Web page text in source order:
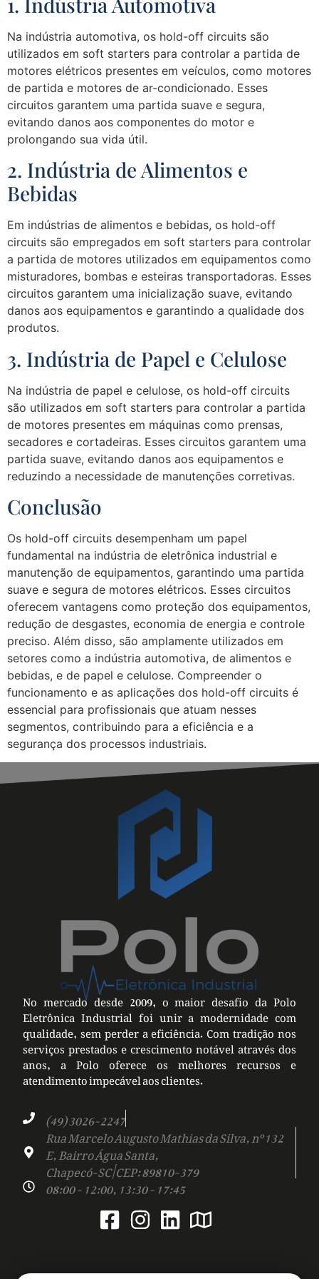
Na indústria automotiva, os hold-off circuits são
utilizados em soft starters para controlar a partida de
motores elétricos presentes em veículos, como motores
de partida e motores de ar-condicionado. Esses
circuitos garantem uma partida suave e segura,
evitando danos aos componentes do motor e
prolongando sua vida útil.
2. Indústria de Alimentos e
Bebidas
Em indústrias de alimentos e bebidas, os hold-off
circuits são empregados em soft starters para controlar
a partida de motores utilizados em equipamentos como
misturadores, bombas e esteiras transportadoras. Esses
circuitos garantem uma inicialização suave, evitando
danos aos equipamentos e garantindo a qualidade dos
produtos.
3. Indústria de Papel e Celulose
Na indústria de papel e celulose, os hold-off circuits
são utilizados em soft starters para controlar a partida
de motores presentes em máquinas como prensas,
secadores e cortadeiras. Esses circuitos garantem uma
partida suave, evitando danos aos equipamentos e
reduzindo a necessidade de manutenções corretivas.
Conclusão
Os hold-off circuits desempenham um papel
fundamental na indústria de eletrônica industrial e
manutenção de equipamentos, garantindo uma partida
suave e segura de motores elétricos. Esses circuitos
oferecem vantagens como proteção dos equipamentos,
redução de desgastes, economia de energia e controle
preciso. Além disso, são amplamente utilizados em
setores como a indústria automotiva, de alimentos e
bebidas, e de papel e celulose. Compreender o
funcionamento e as aplicações dos hold-off circuits é
essencial para profissionais que atuam nesses
segmentos, contribuindo para a eficiência e a
segurança dos processos industriais.
No mercado desde 2009, o maior desafio da Polo
Eletrônica Industrial foi unir a modernidade com
qualidade, sem perder a eficiência. Com tradição nos
serviços prestados e crescimento notável através dos
anos, a Polo oferece os melhores recursos e
atendimento impecável aos clientes.
(49) 3026-2247
Rua Marcelo Augusto Mathias da Silva, nº 132
E, Bairro Água Santa,
Chapecó-SC | CEP: 89810-379
08:00 - 12:00, 13:30 - 17:45